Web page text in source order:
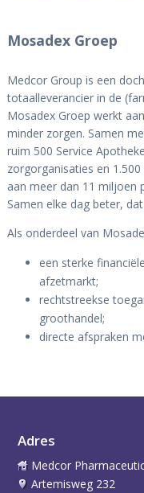
Mosadex Groep
Medcor Group is een
totaalleverancier in de
Mosadex Groep werkt
minder zorgen. Samen
ruim 500 Service
zorgorganisaties en
aan meer dan 11 miljoen
Samen elke dag beter,
Als onderdeel van
een sterke
afzetmarkt;
rechtstreekse
groothandel;
directe afspraken
Adres
Medcor
Artemisweg 232